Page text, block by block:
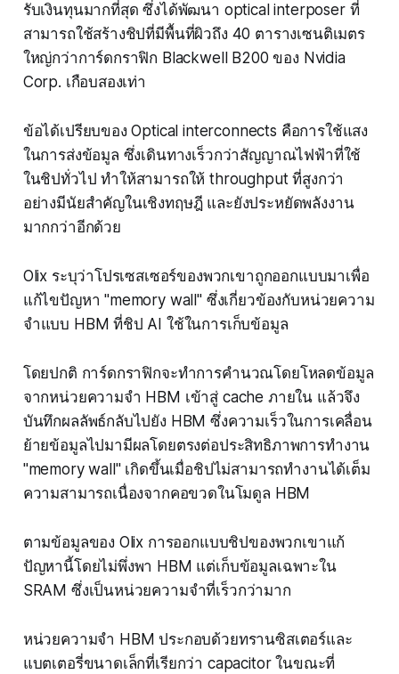
รับเงินทุนมากที่สุด ซึ่งได้พัฒนา optical interposer ที่
สามารถใช้สร้างชิปที่มีพื้นที่ผิวถึง 40 ตารางเซนติเมตร
ใหญ่กว่าการ์ดกราฟิก Blackwell B200 ของ Nvidia
Corp. เกือบสองเท่า
ข้อได้เปรียบของ Optical interconnects คือการใช้แสง
ในการส่งข้อมูล ซึ่งเดินทางเร็วกว่าสัญญาณไฟฟ้าที่ใช้
ในชิปทั่วไป ทำให้สามารถให้ throughput ที่สูงกว่า
อย่างมีนัยสำคัญในเชิงทฤษฎี และยังประหยัดพลังงาน
มากกว่าอีกด้วย
Olix ระบุว่าโปรเซสเซอร์ของพวกเขาถูกออกแบบมาเพื่อ
แก้ไขปัญหา "memory wall" ซึ่งเกี่ยวข้องกับหน่วยความ
จำแบบ HBM ที่ชิป AI ใช้ในการเก็บข้อมูล
โดยปกติ การ์ดกราฟิกจะทำการคำนวณโดยโหลดข้อมูล
จากหน่วยความจำ HBM เข้าสู่ cache ภายใน แล้วจึง
บันทึกผลลัพธ์กลับไปยัง HBM ซึ่งความเร็วในการเคลื่อน
ย้ายข้อมูลไปมามีผลโดยตรงต่อประสิทธิภาพการทำงาน
"memory wall" เกิดขึ้นเมื่อชิปไม่สามารถทำงานได้เต็ม
ความสามารถเนื่องจากคอขวดในโมดูล HBM
ตามข้อมูลของ Olix การออกแบบชิปของพวกเขาแก้
ปัญหานี้โดยไม่พึ่งพา HBM แต่เก็บข้อมูลเฉพาะใน
SRAM ซึ่งเป็นหน่วยความจำที่เร็วกว่ามาก
หน่วยความจำ HBM ประกอบด้วยทรานซิสเตอร์และ
แบตเตอรี่ขนาดเล็กที่เรียกว่า capacitor ในขณะที่